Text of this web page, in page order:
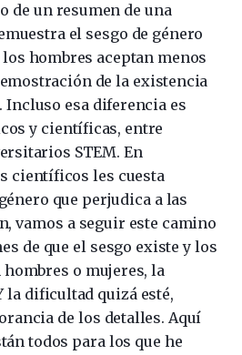
de un resumen de una
el sesgo de género
los hombres aceptan menos
de la existencia
Incluso esa diferencia es
y científicas, entre
STEM. En
científicos les cuesta
que perjudica a las
vamos a seguir este camino
de que el sesgo existe y los
o mujeres, la
la dificultad quizá esté,
de los detalles. Aquí
todos para los que he